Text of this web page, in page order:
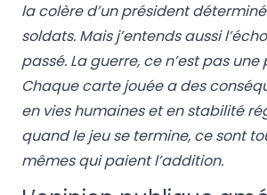
la colère d’un président
soldats. Mais j’entends aussi
passé. La guerre, ce n’est pas
Chaque carte jouée a des
en vies humaines et en stabilité
quand le jeu se termine, ce sont
mêmes qui paient l’addition.